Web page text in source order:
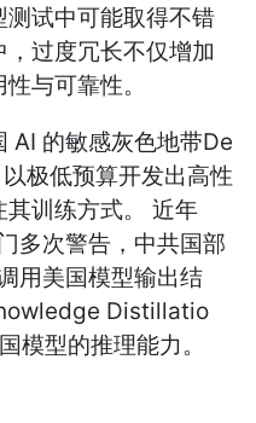
试中可能取得不错
过度冗长不仅增加
与可靠性。
AI 的敏感灰色地带De
极低预算开发出高性
训练方式。 近年
多次警告，中共国部
用美国模型输出结
Distillatio
模型的推理能力。